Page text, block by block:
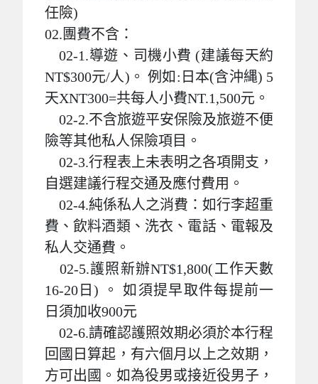
任險)
02.團費不含：
02-1.導遊、司機小費 (建議每天約
NT$300元/人)。 例如:日本(含沖縄) 5
天XNT300=共每人小費NT.1,500元。
02-2.不含旅遊平安保險及旅遊不便
險等其他私人保險項目。
02-3.行程表上未表明之各項開支，
自選建議行程交通及應付費用。
02-4.純係私人之消費：如行李超重
費、飲料酒類、洗衣、電話、電報及
私人交通費。
02-5.護照新辦NT$1,800(工作天數
16-20日) 。 如須提早取件每提前一
日須加收900元
02-6.請確認護照效期必須於本行程
回國日算起，有六個月以上之效期，
方可出國。如為役男或接近役男子，